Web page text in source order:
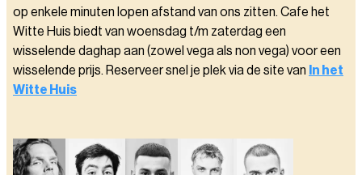
op enkele minuten lopen afstand van ons zitten. Cafe het
Witte Huis biedt van woensdag t/m zaterdag een
wisselende daghap aan (zowel vega als non vega) voor een
wisselende prijs. Reserveer snel je plek via de site van In het
Witte Huis